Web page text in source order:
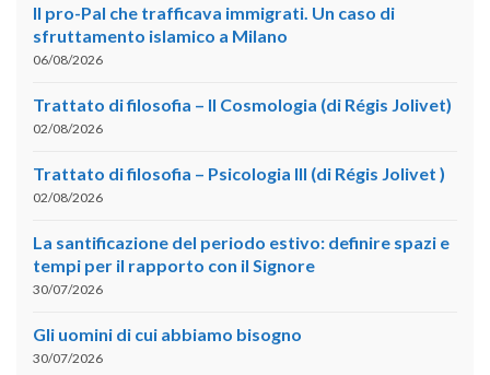
Il pro-Pal che trafficava immigrati. Un caso di
sfruttamento islamico a Milano
06/08/2026
Trattato di filosofia – II Cosmologia (di Régis Jolivet)
02/08/2026
Trattato di filosofia – Psicologia III (di Régis Jolivet )
02/08/2026
La santificazione del periodo estivo: definire spazi e
tempi per il rapporto con il Signore
30/07/2026
Gli uomini di cui abbiamo bisogno
30/07/2026